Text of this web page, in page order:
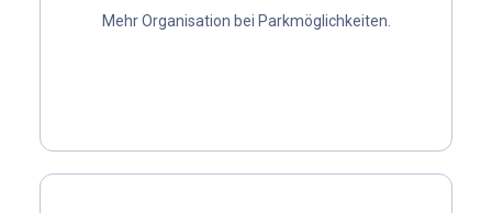
Mehr Organisation bei Parkmöglichkeiten.